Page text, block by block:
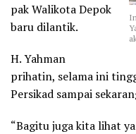
pak Walikota Depok
baru dilantik.
H. Yahman
prihatin, selama ini
Persikad sampai
“Bagitu juga kita lihat